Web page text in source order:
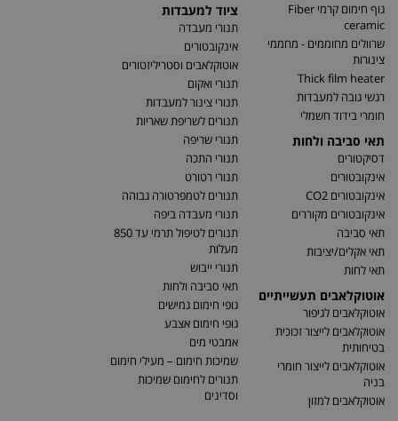
גוף חימום קרמי Fiber
ceramic
שרוולים מחוממים - מחממי
צינורות
Thick film heater
רגשי גובה למעבדות
חומרי בידוד חשמלי
תאי סביבה ולחות
דסיקטורים
אינקובטורים
אינקובטורים CO2
אינקובטורים מקוררים
תאי סביבה
תאי אקלים/יציבות
תאי לחות
אוטוקלאבים תעשייתיים
אוטוקלאבים לגיפור
אוטוקלאבים לייצור זכוכית
בטיחותית
אוטוקלאבים לייצור חומרי
בניה
אוטוקלאבים למזון
ציוד למעבדות
תנורי מעבדה
אינקובטורים
אוטוקלאבים וסטריליזטורים
תנורי ואקום
תנורי צינור למעבדות
תנורים לשריפת שאריות
תנורי שריפה
תנורי התכה
תנורי רטורט
תנורים לטמפרטורה גבוהה
תנורי מעבדה ביפה
תנורים לטיפול תרמי עד 850
מעלות
תנורי ייבוש
תאי סביבה ולחות
גופי חימום גמישים
גופי חימום אצבע
אמבטי מים
שמיכות חימום – מעילי חימום
תנורים לחימום שמיכות
וסדינים